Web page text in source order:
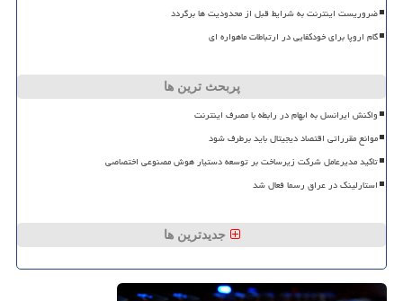
ضروریست اینترنت به شرایط قبل از محدودیت ها برگردد
گام اروپا برای خودکفایی در ارتباطات ماهواره ای
پربحث ترین ها
واکنش ایرانسل به ابهام در رابطه با مصرف اینترنت
موانع مقرراتی اقتصاد دیجیتال باید برطرف شود
تاکید مدیرعامل شرکت زیرساخت بر توسعه دستیار هوش مصنوعی اختصاصی
استارلینک در عراق رسما فعال شد
جدیدترین ها